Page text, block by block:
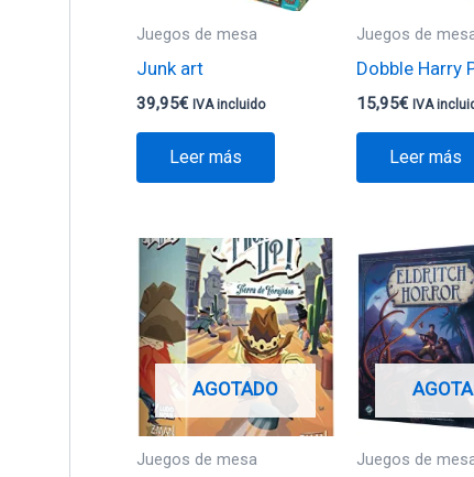
Juegos de mesa
Junk art
39,95€ IVA incluido
Leer más
Juegos de
Dobble Harry
15,95€ IVA
Leer más
AGOTADO
Juegos de mesa Juegos de